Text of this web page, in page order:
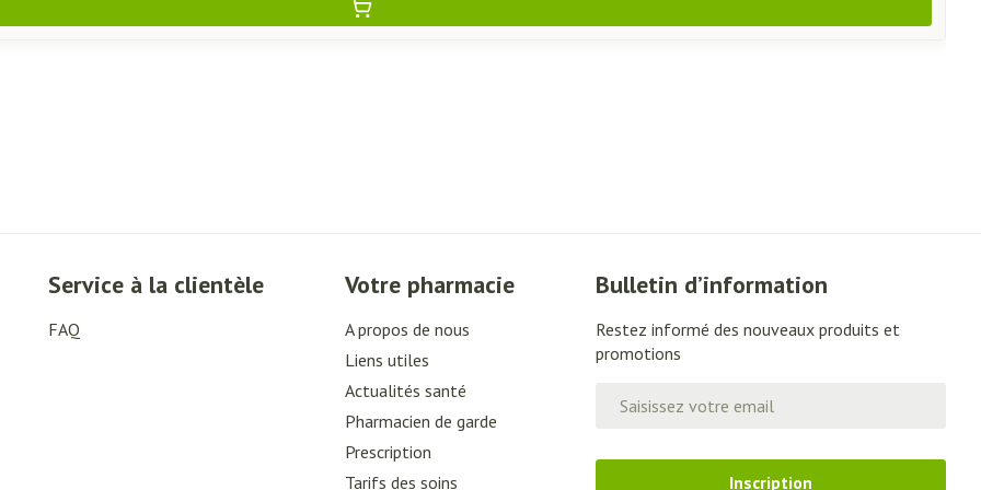
Service à la clientèle
FAQ
Votre pharmacie
A propos de nous
Liens utiles
Actualités santé
Pharmacien de garde
Prescription
Tarifs des soins
Bulletin d’information
Restez informé des nouveaux produits et
promotions
Inscription